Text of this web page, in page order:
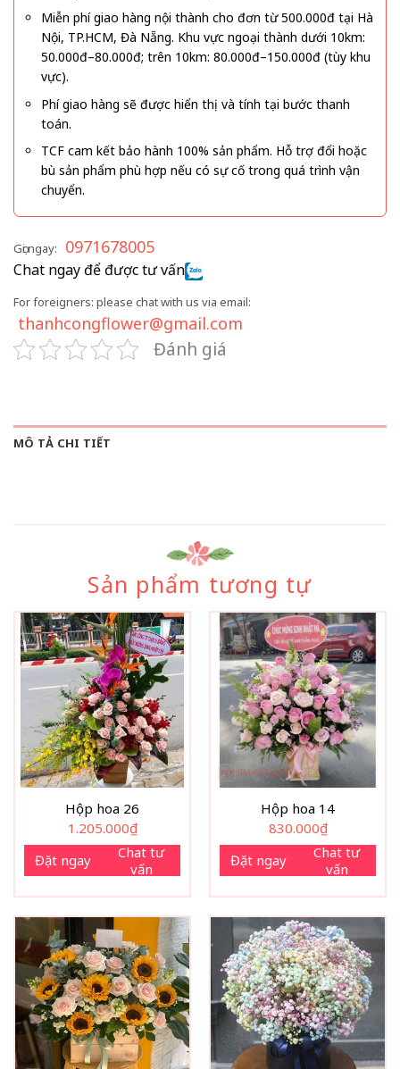
Miễn phí giao hàng nội thành cho đơn từ 500.000đ tại Hà
Nội, TP.HCM, Đà Nẵng. Khu vực ngoại thành dưới 10km:
50.000đ–80.000đ; trên 10km: 80.000đ–150.000đ (tùy khu
vực).
Phí giao hàng sẽ được hiển thị và tính tại bước thanh
toán.
TCF cam kết bảo hành 100% sản phẩm. Hỗ trợ đổi hoặc
bù sản phẩm phù hợp nếu có sự cố trong quá trình vận
chuyển.
Gọi ngay: 0971678005
Chat ngay để được tư vấn
For foreigners: please chat with us via email:
thanhcongflower@gmail.com
Đánh giá
MÔ TẢ CHI TIẾT
Sản phẩm tương tự
Hộp hoa 26
1.205.000₫
Đặt ngay
Chat tư
vấn
Hộp hoa 14
830.000₫
Đặt ngay
Chat tư
vấn